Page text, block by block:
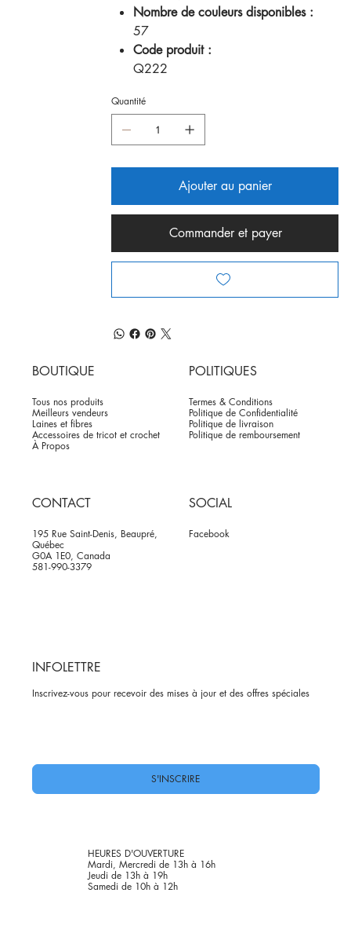
Nombre de couleurs disponibles :
57
Code produit :
Q222
Quantité
Ajouter au panier
Commander et payer
BOUTIQUE
Tous nos produits
Meilleurs vendeurs
Laines et fibres
Accessoires de tricot et crochet
À Propos
POLITIQUES
Termes & Conditions
Politique de Confidentialité
Politique de livraison
Politique de remboursement
CONTACT
195 Rue Saint-Denis, Beaupré,
Québec
G0A 1E0, Canada
581-990-3379
SOCIAL
Facebook
INFOLETTRE
Inscrivez-vous pour recevoir des mises à jour et des offres spéciales
S'INSCRIRE
HEURES D'OUVERTURE
Mardi, Mercredi de 13h à 16h
Jeudi de 13h à 19h
Samedi de 10h à 12h